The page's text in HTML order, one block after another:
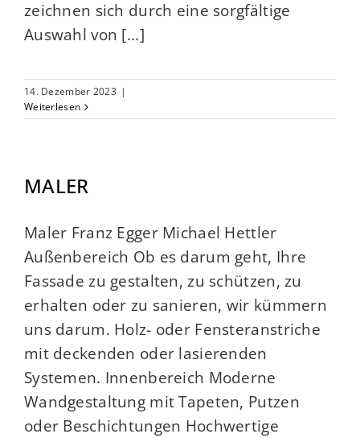
zeichnen sich durch eine sorgfältige
Auswahl von [...]
14. Dezember 2023 |
Weiterlesen
MALER
Maler Franz Egger Michael Hettler
Außenbereich Ob es darum geht, Ihre
Fassade zu gestalten, zu schützen, zu
erhalten oder zu sanieren, wir kümmern
uns darum. Holz- oder Fensteranstriche
mit deckenden oder lasierenden
Systemen. Innenbereich Moderne
Wandgestaltung mit Tapeten, Putzen
oder Beschichtungen Hochwertige